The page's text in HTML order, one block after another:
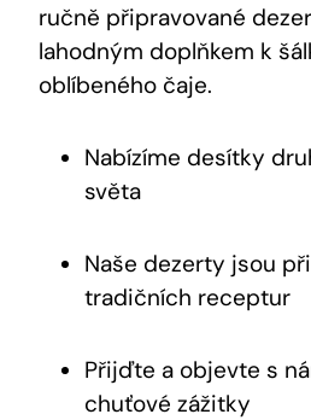
ručně připravované
lahodným doplňkem k
oblíbeného čaje.
Nabízíme desítky
světa
Naše dezerty jsou
tradičních receptur
Přijďte a objevte s
chuťové zážitky